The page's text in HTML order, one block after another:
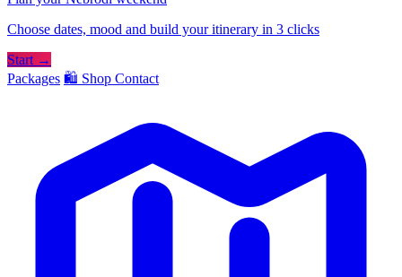
Choose dates, mood and build your itinerary in 3 clicks
Start →
Packages 🛍️ Shop Contact